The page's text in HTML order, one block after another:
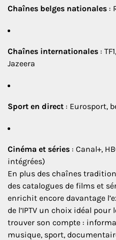
Chaînes belges nationales :
Chaînes internationales :
Jazeera
Sport en direct : Eurosport,
Cinéma et séries : Canal+,
intégrées)
En plus des chaînes
des catalogues de films et
enrichit encore davantage
de l’IPTV un choix idéal
trouver son compte :
musique, sport,